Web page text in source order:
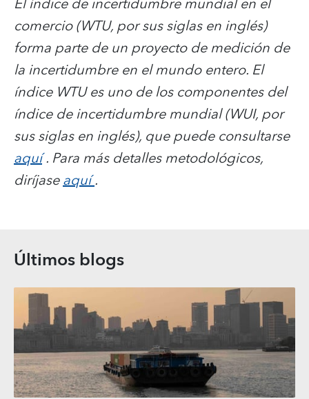
comercio (WTU, por sus siglas en inglés)
forma parte de un proyecto de medición de
la incertidumbre en el mundo entero. El
índice WTU es uno de los componentes del
índice de incertidumbre mundial (WUI, por
sus siglas en inglés), que puede consultarse
aquí. Para más detalles metodológicos,
diríjaseaquí.
Últimos blogs